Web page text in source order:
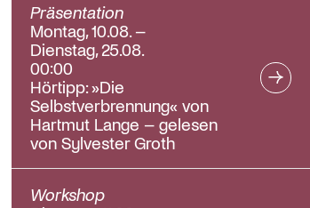
Präsentation
Montag, 10.08. –
Dienstag, 25.08.
00:00
Hörtipp: »Die
Selbstverbrennung« von
Hartmut Lange – gelesen
von Sylvester Groth
Workshop